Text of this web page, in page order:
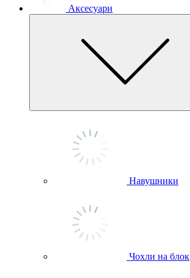
Аксесуари
Навушники
Чохли на блок